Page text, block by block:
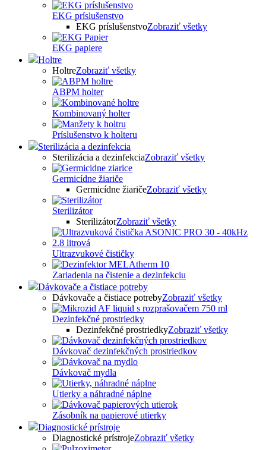
EKG príslušenstvo
EKG príslušenstvoZobraziť všetky
EKG papiere
Holtre
HoltreZobraziť všetky
ABPM holter
Kombinovaný holter
Príslušenstvo k holteru
Sterilizácia a dezinfekcia
Sterilizácia a dezinfekciaZobraziť všetky
Germicídne žiariče
Germicídne žiaričeZobraziť všetky
Sterilizátor
SterilizátorZobraziť všetky
Ultrazvukové čističky
Zariadenia na čistenie a dezinfekciu
Dávkovače a čistiace potreby
Dávkovače a čistiace potrebyZobraziť všetky
Dezinfekčné prostriedky
Dezinfekčné prostriedkyZobraziť všetky
Dávkovač dezinfekčných prostriedkov
Dávkovač mydla
Utierky a náhradné náplne
Zásobník na papierové utierky
Diagnostické prístroje
Diagnostické prístrojeZobraziť všetky